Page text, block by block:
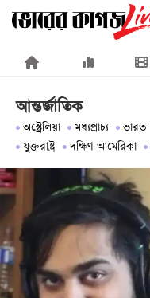
×
জাতীয়
রাজনীতি
অর্থনীতি
আন্তর্জাতিক
অস্ট্রেলিয়া মধ্যপ্রাচ্য ভারত
যুক্তরাষ্ট্র
দক্ষিণ আমেরিকা